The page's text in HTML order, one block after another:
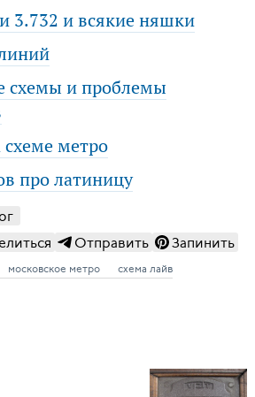
3.732 и всякие няшки
схемы и проблемы
метро
про латиницу
Отправить Запинить
московское метро схема лайв